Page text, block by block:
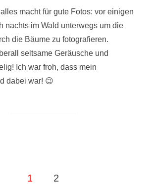
macht für gute Fotos: vor einigen
nachts im Wald unterwegs um die
die Bäume zu fotografieren.
seltsame Geräusche und
Ich war froh, dass mein
dabei war! 😉
1 2